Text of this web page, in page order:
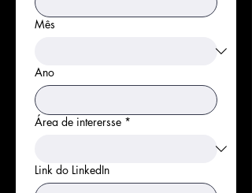
Mês
Ano
Área de interersse *
Link do LinkedIn